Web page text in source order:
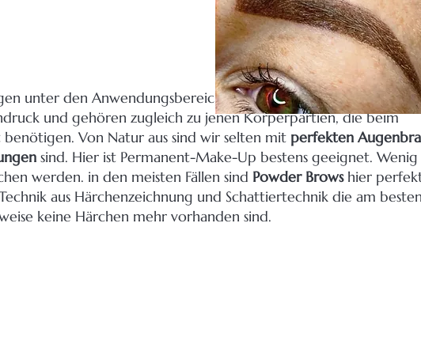
unter den Anwendungsbereichen. Sie beeinflussen den
und gehören zugleich zu jenen Körperpartien, die beim
Von Natur aus sind wir selten mit perfekten
sind. Hier ist Permanent-Make-Up bestens geeignet.
werden. in den meisten Fällen sind Powder Browshier
aus Härchenzeichnung und Schattiertechnik die am besten
keine Härchen mehr vorhanden sind.